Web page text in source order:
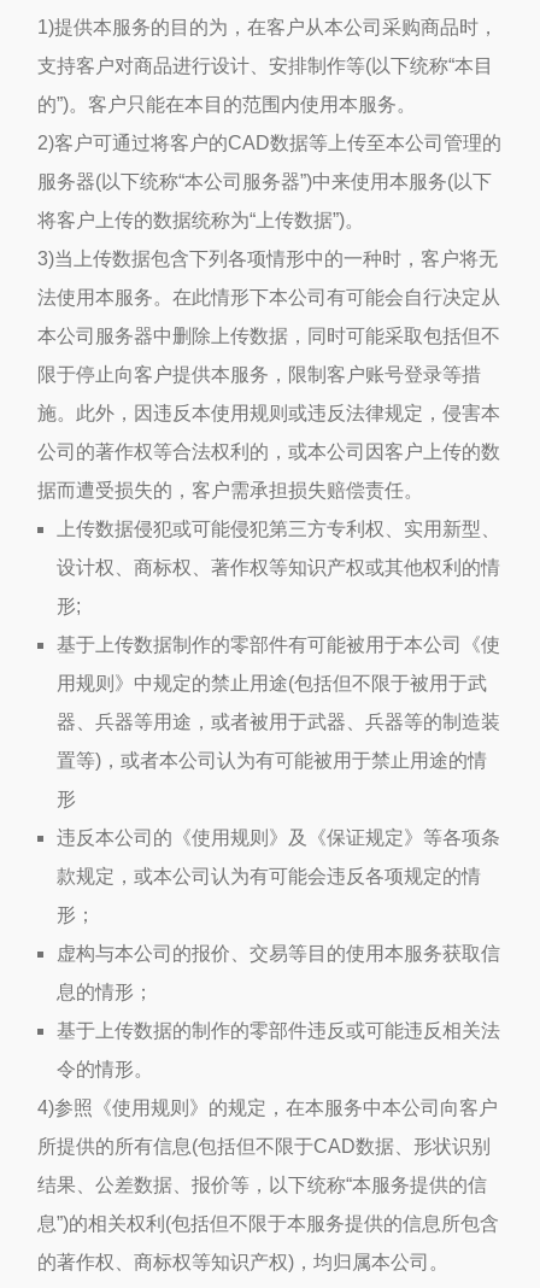
1)提供本服务的目的为，在客户从本公司采购商品时，
支持客户对商品进行设计、安排制作等(以下统称“本目
的”)。客户只能在本目的范围内使用本服务。
2)客户可通过将客户的CAD数据等上传至本公司管理的
服务器(以下统称“本公司服务器”)中来使用本服务(以下
将客户上传的数据统称为“上传数据”)。
3)当上传数据包含下列各项情形中的一种时，客户将无
法使用本服务。在此情形下本公司有可能会自行决定从
本公司服务器中删除上传数据，同时可能采取包括但不
限于停止向客户提供本服务，限制客户账号登录等措
施。此外，因违反本使用规则或违反法律规定，侵害本
公司的著作权等合法权利的，或本公司因客户上传的数
据而遭受损失的，客户需承担损失赔偿责任。
上传数据侵犯或可能侵犯第三方专利权、实用新型、
设计权、商标权、著作权等知识产权或其他权利的情
形;
基于上传数据制作的零部件有可能被用于本公司《使
用规则》中规定的禁止用途(包括但不限于被用于武
器、兵器等用途，或者被用于武器、兵器等的制造装
置等)，或者本公司认为有可能被用于禁止用途的情
形
违反本公司的《使用规则》及《保证规定》等各项条
款规定，或本公司认为有可能会违反各项规定的情
形；
虚构与本公司的报价、交易等目的使用本服务获取信
息的情形；
基于上传数据的制作的零部件违反或可能违反相关法
令的情形。
4)参照《使用规则》的规定，在本服务中本公司向客户
所提供的所有信息(包括但不限于CAD数据、形状识别
结果、公差数据、报价等，以下统称“本服务提供的信
息”)的相关权利(包括但不限于本服务提供的信息所包含
的著作权、商标权等知识产权)，均归属本公司。